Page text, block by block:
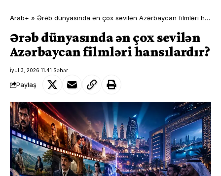
Arab+ » Ərəb dünyasında ən çox sevilən Azərbaycan filmləri hansılardır?
Ərəb dünyasında ən çox sevilən
Azərbaycan filmləri hansılardır?
İyul 3, 2026 11:41 Səhər
Paylaş